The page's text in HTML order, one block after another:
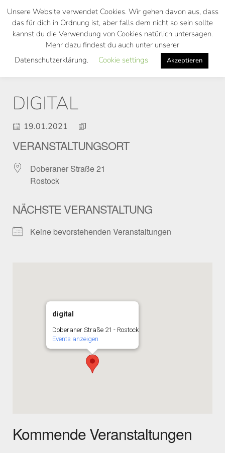
Skip
main
DIGITAL
19.01.2021
VERANSTALTUNGSORT
Doberaner Straße 21
Rostock
NÄCHSTE VERANSTALTUNG
Keine bevorstehenden Veranstaltungen
digital
Doberaner Straße 21 - Rostock
Events anzeigen
Kommende Veranstaltungen
Unsere Website verwendet Cookies. Wir gehen davon aus, dass
das für dich in Ordnung ist, aber falls dem nicht so sein sollte
kannst du die Verwendung von Cookies natürlich untersagen.
Mehr dazu findest du auch unter unserer
Datenschutzerklärung.
Cookie settings Akzeptieren